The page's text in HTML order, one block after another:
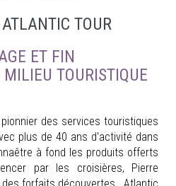
TOUR
ET FIN
TOURISTIQUE
des services touristiques
plus de 40 ans d'activité dans
à fond les produits offerts
par les croisières, Pierre